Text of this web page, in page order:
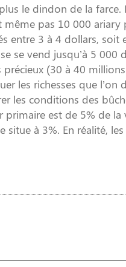
le dindon de la farce.
même pas 10 000 ariary
entre 3 à 4 dollars, soit
se vend jusqu’à 5 000
(30 à 40
les richesses que l’on
les conditions des
primaire est de 5% de la
à 3%. En réalité,